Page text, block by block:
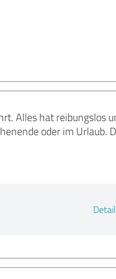
Alles hat reibungslos
oder im Urlaub.